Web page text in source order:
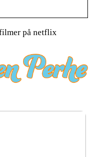
på netflix